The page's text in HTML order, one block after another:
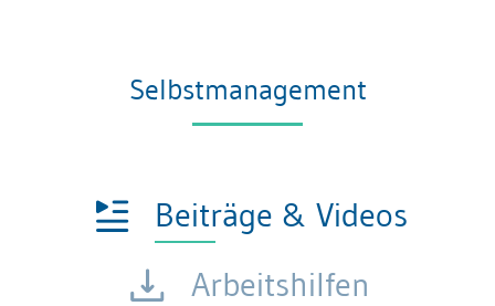
Selbstmanagement
Beiträge & Videos
Arbeitshilfen